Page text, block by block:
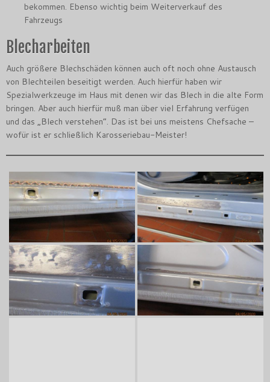
bekommen. Ebenso wichtig beim Weiterverkauf des
Fahrzeugs
Blecharbeiten
Auch größere Blechschäden können auch oft noch ohne Austausch
von Blechteilen beseitigt werden. Auch hierfür haben wir
Spezialwerkzeuge im Haus mit denen wir das Blech in die alte Form
bringen. Aber auch hierfür muß man über viel Erfahrung verfügen
und das „Blech verstehen“. Das ist bei uns meistens Chefsache –
wofür ist er schließlich Karosseriebau-Meister!